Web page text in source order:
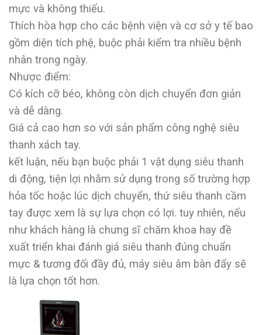
mực và không thiếu.
Thích hòa hợp cho các bệnh viện và cơ sở y tế bao
gồm diện tích phệ, buộc phải kiểm tra nhiều bệnh
nhân trong ngày.
Nhược điểm:
Có kích cỡ béo, không còn dịch chuyển đơn giản
và dễ dàng.
Giá cả cao hơn so với sản phẩm công nghệ siêu
thanh xách tay.
kết luận, nếu bạn buộc phải 1 vật dụng siêu thanh
di động, tiện lợi nhằm sử dụng trong số trường hợp
hỏa tốc hoặc lúc dịch chuyển, thứ siêu thanh cầm
tay được xem là sự lựa chọn có lợi. tuy nhiên, nếu
như khách hàng là chưng sĩ chăm khoa hay đề
xuất triển khai đánh giá siêu thanh đúng chuẩn
mực & tương đối đầy đủ, máy siêu âm bàn đẩy sẽ
là lựa chọn tốt hơn.